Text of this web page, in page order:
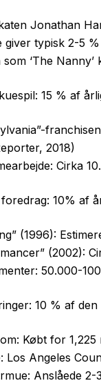
Jonathan
giver typisk 2-5
‘The
15 % af
2018)
Cirka
10% af
(1996):
(2002):
50.000-
10 % af
Købt for
Los Angeles
Anslåede